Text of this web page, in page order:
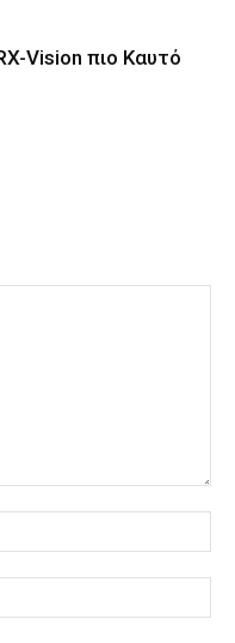
Vision πιο Καυτό